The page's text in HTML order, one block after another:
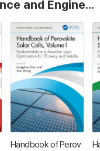
Advances in Materials Science and Engineering
Handbook of Perov